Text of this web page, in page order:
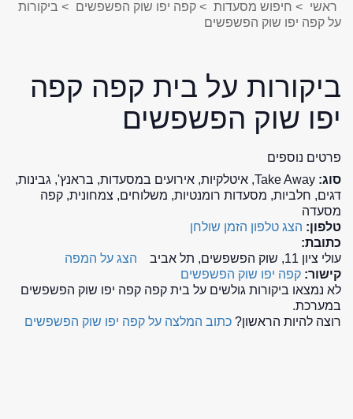
ראשי > חיפוש מסעדות > קפה יפו שוק הפשפשים > ביקורות
על קפה יפו שוק הפשפשים
ביקורות על בית קפה קפה
יפו שוק הפשפשים
פרטים נוספים
סוג:
Take Away, איטלקיות, אירועים במסעדות, בראנץ', גבינות,
דגים, חלביות, מסעדות רומנטיות, משלוחים, צמחונית, קפה
מסעדה
טלפון: הצג טלפון הזמן שולחן
כתובת:
עולי ציון 11, שוק הפשפשים, תל אביב
הצג על המפה
קישור: קפה יפו שוק הפשפשים
לא נמצאו ביקורות גולשים על בית קפה קפה יפו שוק הפשפשים
במערכת.
רוצה להיות הראשון? כתוב המלצה על קפה יפו שוק הפשפשים